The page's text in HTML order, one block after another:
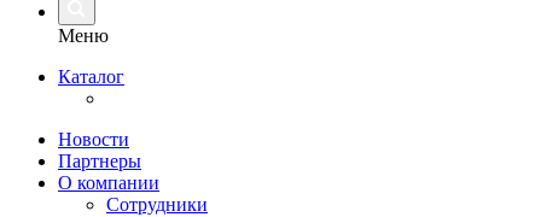
Меню
Каталог
Новости
Партнеры
О компании
Сотрудники